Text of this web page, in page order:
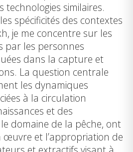
technologies similaires.
spécificités des contextes
je me concentre sur les
par les personnes
dans la capture et
La question centrale
les dynamiques
à la circulation
et des
domaine de la pêche, ont
œuvre et l’appropriation de